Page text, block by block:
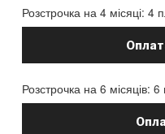
Розстрочка на 4 місяці: 4
Розстрочка на 6 місяців: